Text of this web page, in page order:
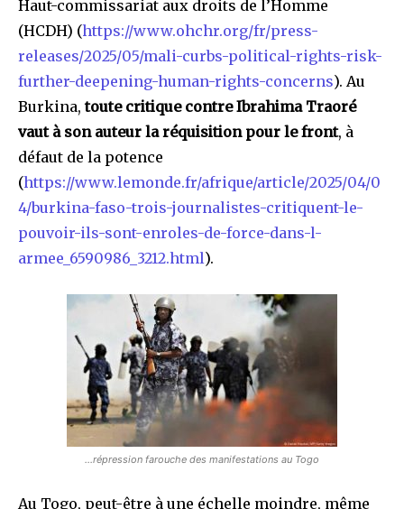
Haut-commissariat aux droits de l’Homme
(HCDH) (https://www.ohchr.org/fr/press-
releases/2025/05/mali-curbs-political-rights-risk-
further-deepening-human-rights-concerns). Au
Burkina,toute critique contre Ibrahima Traoré
vaut à son auteur la réquisition pour le front, à
défaut de la potence
(https://www.lemonde.fr/afrique/article/2025/04/0
4/burkina-faso-trois-journalistes-critiquent-le-
pouvoir-ils-sont-enroles-de-force-dans-l-
armee_6590986_3212.html).
…répression farouche des manifestations au Togo
Au Togo, peut-être à une échelle moindre, même